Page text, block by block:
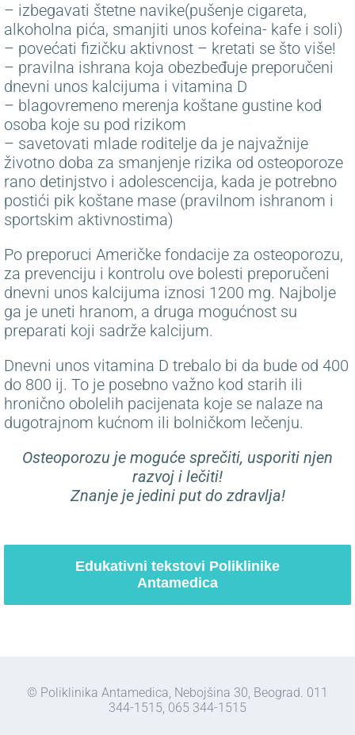
– izbegavati štetne navike(pušenje cigareta,
alkoholna pića, smanjiti unos kofeina- kafe i soli)
– povećati fizičku aktivnost – kretati se što više!
– pravilna ishrana koja obezbeđuje preporučeni
dnevni unos kalcijuma i vitamina D
– blagovremeno merenja koštane gustine kod
osoba koje su pod rizikom
– savetovati mlade roditelje da je najvažnije
životno doba za smanjenje rizika od osteoporoze
rano detinjstvo i adolescencija, kada je potrebno
postići pik koštane mase (pravilnom ishranom i
sportskim aktivnostima)
Po preporuci Američke fondacije za osteoporozu,
za prevenciju i kontrolu ove bolesti preporučeni
dnevni unos kalcijuma iznosi 1200 mg. Najbolje
ga je uneti hranom, a druga mogućnost su
preparati koji sadrže kalcijum.
Dnevni unos vitamina D trebalo bi da bude od 400
do 800 ij. To je posebno važno kod starih ili
hronično obolelih pacijenata koje se nalaze na
dugotrajnom kućnom ili bolničkom lečenju.
Osteoporozu je moguće sprečiti, usporiti njen
razvoj i lečiti!
Znanje je jedini put do zdravlja!
Edukativni tekstovi Poliklinike
Antamedica
© Poliklinika Antamedica, Nebojšina 30, Beograd. 011
344-1515, 065 344-1515